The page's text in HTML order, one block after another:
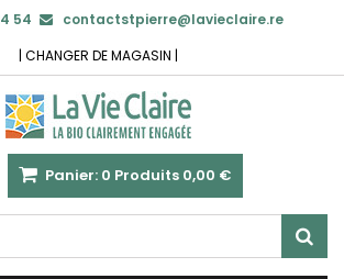
54
contactstpierre@lavieclaire.re
| CHANGER DE MAGASIN |
Panier: 0 Produits 0,00 €